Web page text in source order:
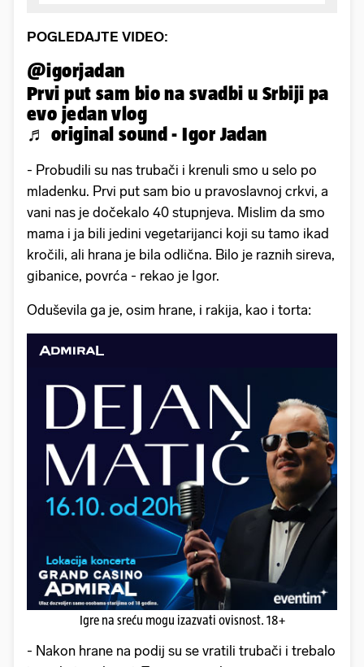
POGLEDAJTE VIDEO:
@igorjadan
Prvi put sam bio na svadbi u Srbiji pa
evo jedan vlog
♬ original sound - Igor Jadan
- Probudili su nas trubači i krenuli smo u selo po
mladenku. Prvi put sam bio u pravoslavnoj crkvi, a
vani nas je dočekalo 40 stupnjeva. Mislim da smo
mama i ja bili jedini vegetarijanci koji su tamo ikad
kročili, ali hrana je bila odlična. Bilo je raznih sireva,
gibanice, povrća - rekao je Igor.
Oduševila ga je, osim hrane, i rakija, kao i torta:
Igre na sreću mogu izazvati ovisnost. 18+
- Nakon hrane na podij su se vratili trubači i trebalo